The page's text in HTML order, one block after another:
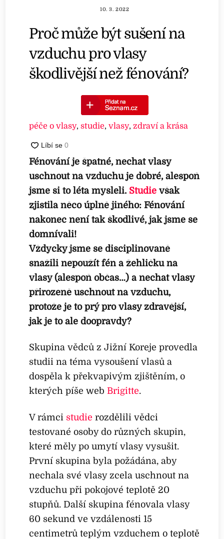
10. 3. 2022
Proč může být sušení na
vzduchu pro vlasy
škodlivější než fénování?
péče o vlasy,studie,vlasy, zdraví a krása
Fénování je špatné, nechat vlasy
uschnout na vzduchu je dobré, alespoň
jsme si to léta mysleli. Studie však
zjistila něco úplně jiného: Fénování
nakonec není tak škodlivé, jak jsme se
domnívali!
Vždycky jsme se disciplinovaně
snažili nepoužít fén a žehličku na
vlasy (alespoň občas…) a nechat vlasy
přirozeně uschnout na vzduchu,
protože je to prý pro vlasy zdravější,
jak je to ale doopravdy?
Skupina vědců z Jižní Koreje provedla
studii na téma vysoušení vlasů a
dospěla k překvapivým zjištěním, o
kterých píše webBrigitte.
V rámcistudierozdělili vědci
testované osoby do různých skupin,
které měly po umytí vlasy vysušit.
První skupina byla požádána, aby
nechala své vlasy zcela uschnout na
vzduchu při pokojové teplotě 20
stupňů. Další skupina fénovala vlasy
60 sekund ve vzdálenosti 15
centimetrů teplým vzduchem o teplotě